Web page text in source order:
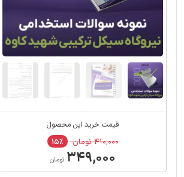
قیمت خرید این محصول
۴۱۰,۰۰۰ تومان ۱۵٪
۳۴۹,۰۰۰ تومان